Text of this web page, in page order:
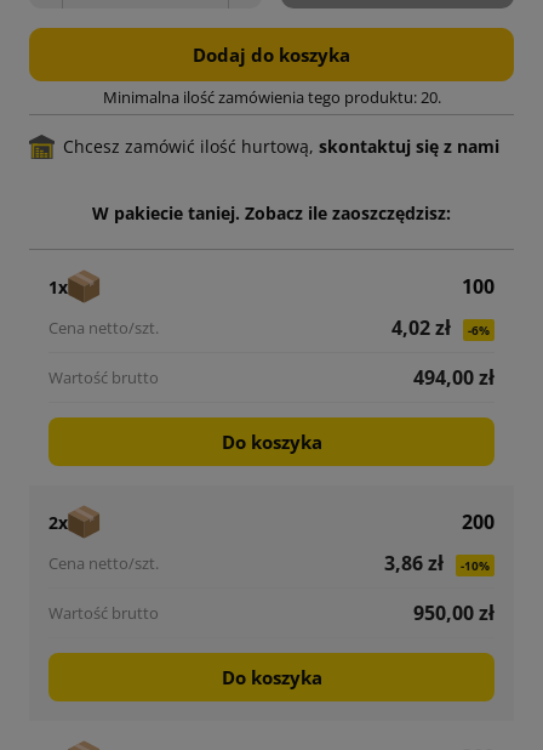
Dodaj do koszyka
Minimalna ilość zamówienia tego produktu: 20.
Chcesz zamówić ilość hurtową, skontaktuj się z nami
W pakiecie taniej. Zobacz ile zaoszczędzisz:
1x
100
4,02 zł
-6%
494,00 zł
Do koszyka
2x
200
3,86 zł
-10%
950,00 zł
Do koszyka